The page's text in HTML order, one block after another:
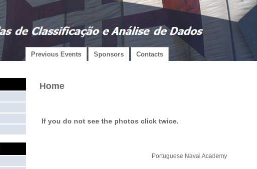
Previous Events Sponsors Contacts
Home
If you do not see the photos click twice.
Portuguese Naval Academy